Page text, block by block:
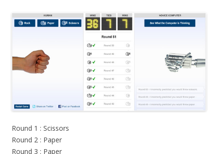
Round 1 : Scissors
Round 2 : Paper
Round 3 : Paper